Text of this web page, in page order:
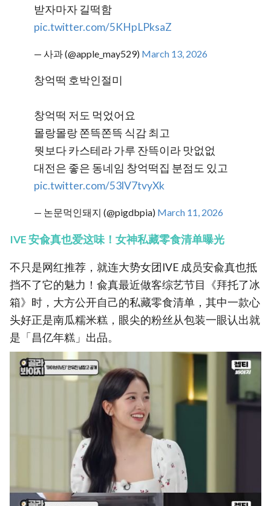
받자마자 길떡함
pic.twitter.com/5KHpLPksaZ
— 사과 (@apple_may529) March 13, 2026
창억떡 호박인절미
창억떡 저도 먹었어요
몰랑몰랑 쫀뜩쫀뜩 식감 최고
뭣보다 카스테라 가루 잔뜩이라 맛없없
대전은 좋은 동네임 창억떡집 분점도 있고
pic.twitter.com/53lV7tvyXk
— 논문먹인돼지 (@pigdbpia) March 11, 2026
IVE 安兪真也爱这味！女神私藏零食清单曝光
不只是网红推荐，就连大势女团IVE 成员安兪真也抵
挡不了它的魅力！兪真最近做客综艺节目《拜托了冰
箱》时，大方公开自己的私藏零食清单，其中一款心
头好正是南瓜糯米糕，眼尖的粉丝从包装一眼认出就
是「昌亿年糕」出品。